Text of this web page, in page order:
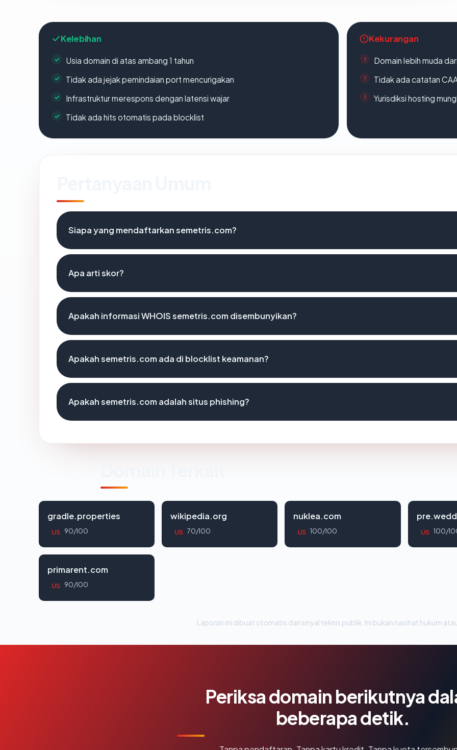
Kelebihan
Usia domain di atas ambang 1 tahun
Tidak ada jejak pemindaian port mencurigakan
Infrastruktur merespons dengan latensi wajar
Tidak ada hits otomatis pada blocklist
Kekurangan
Domain lebih muda
Tidak ada catatan
Yurisdiksi hosting
Siapa yang mendaftarkan semetris.com?
Apa arti skor?
Apakah informasi WHOIS semetris.com disembunyikan?
Apakah semetris.com ada di blocklist keamanan?
Apakah semetris.com adalah situs phishing?
gradle.properties
US 90/100
wikipedia.org
US 70/100
nuklea.com
US 100/100 US 100/
primarent.com
US 90/100
Laporan ini dibuat otomatis dari sinyal teknis publik. Ini bukan nasihat hukum
Periksa domain berikutnya
beberapa detik.